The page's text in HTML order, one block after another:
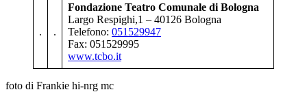
. .
Fondazione Teatro Comunale di Bologna
Largo Respighi,1 – 40126 Bologna
Telefono: 051529947
Fax: 051529995
www.tcbo.it
foto di Frankie hi-nrg mc